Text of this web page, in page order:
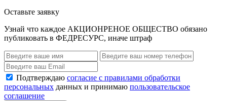
Оставьте заявку
Узнай что каждое АКЦИОНРЕНОЕ ОБЩЕСТВО обязано
публиковать в ФЕДРЕСУРС, иначе штраф
Подтверждаю согласие с правилами обработки
персональных данных и принимаю пользовательское
соглашение